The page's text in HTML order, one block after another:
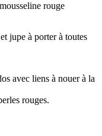
rouge
jupe à porter à toutes
avec liens à nouer à la
rouges.